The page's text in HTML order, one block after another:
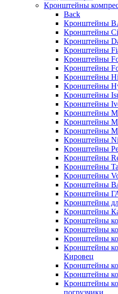
Кронштейны
Back
Кронштейны
Кронштейны
Кронштейны
Кронштейны
Кронштейны
Кронштейны
Кронштейны
Кронштейны
Кронштейны
Кронштейны
Кронштейны
Кронштейны
Кронштейны
Кронштейны
Кронштейны
Кронштейны
Кронштейны
Кронштейны
Кронштейны
Кронштейны
Кронштейны
Кронштейны
Кронштейны
Кронштейны
Кронштейны
Кронштейны
Кировец
Кронштейны
Кронштейны
Кронштейны
погрузчики